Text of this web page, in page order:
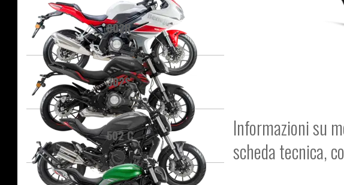
302R
302S
502 C
Informazioni su
scheda tecnica,